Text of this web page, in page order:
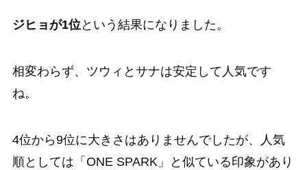
ジヒョが1位という結果になりました。
相変わらず、ツウィとサナは安定して人気です
ね。
4位から9位に大きさはありませんでしたが、人気
順としては「ONE SPARK」と似ている印象があり